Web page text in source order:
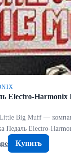
Electro-
Big Muff —
Педаль Electro-
Купить